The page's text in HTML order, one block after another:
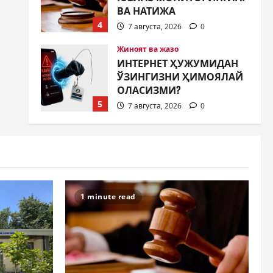
7 августа, 2026 0
Жиноят ва жазо
ЎЗИНГИЗНИ ҲИМОЯЛАЙ
ОЛАСИЗМИ?
7 августа, 2026 0
Жамият
МУСТАҚИЛЛИК ШУКУҲИ
2
Жамият
ОЛМАЛИҚ ШАҲАР
САЙЛОВ
КОМИССИЯСИНИНГ
ҚАРОРИ
7 августа, 2026
0
Жамият
1 minute read